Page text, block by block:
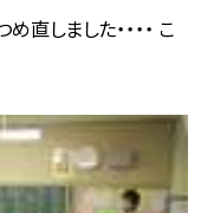
しました・・・・ こ